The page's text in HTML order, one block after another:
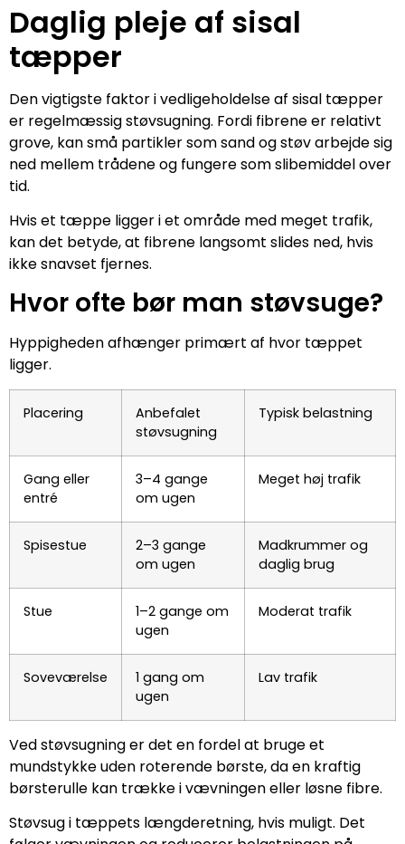
Daglig pleje af sisal
tæpper
Den vigtigste faktor i vedligeholdelse af sisal tæpper
er regelmæssig støvsugning. Fordi fibrene er relativt
grove, kan små partikler som sand og støv arbejde sig
ned mellem trådene og fungere som slibemiddel over
tid.
Hvis et tæppe ligger i et område med meget trafik,
kan det betyde, at fibrene langsomt slides ned, hvis
ikke snavset fjernes.
Hvor ofte bør man støvsuge?
Hyppigheden afhænger primært af hvor tæppet
ligger.
Placering
Anbefalet
støvsugning
Typisk belastning
Gang eller
entré
3–4 gange
om ugen
Meget høj trafik
Spisestue
2–3 gange
om ugen
Madkrummer og
daglig brug
Stue
1–2 gange om
ugen
Moderat trafik
Soveværelse
1 gang om
ugen
Lav trafik
Ved støvsugning er det en fordel at bruge et
mundstykke uden roterende børste, da en kraftig
børsterulle kan trække i vævningen eller løsne fibre.
Støvsug i tæppets længderetning, hvis muligt. Det